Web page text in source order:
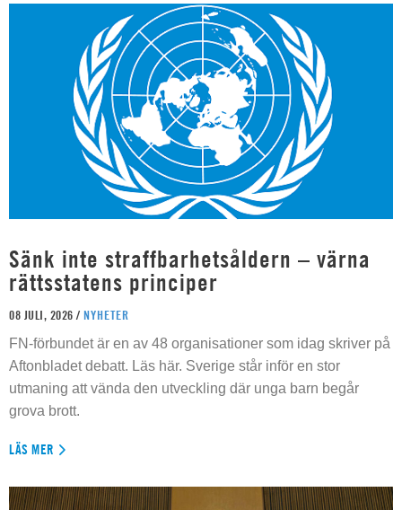
Sänk inte straffbarhetsåldern – värna
rättsstatens principer
08 JULI, 2026 / NYHETER
FN-förbundet är en av 48 organisationer som idag skriver på
Aftonbladet debatt. Läs här. Sverige står inför en stor
utmaning att vända den utveckling där unga barn begår
grova brott.
LÄS MER